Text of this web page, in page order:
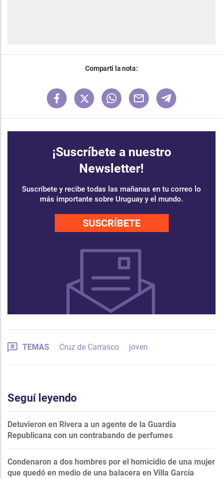
Compartí la nota:
¡Suscríbete a nuestro
Newsletter!
Suscríbete y recibe todas las mañanas en tu correo lo
más importante sobre Uruguay y el mundo.
SUSCRÍBETE
TEMAS Cruz de Carrasco joven
Seguí leyendo
Detuvieron en Rivera a un agente de la Guardia
Republicana con un contrabando de perfumes
Condenaron a dos hombres por el homicidio de una mujer
que quedó en medio de una balacera en Villa García